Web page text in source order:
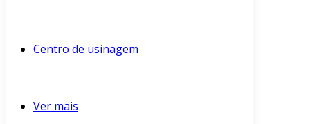
Centro de usinagem
Ver mais